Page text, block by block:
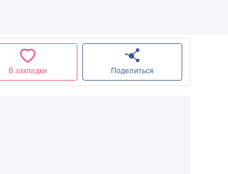
В закладки Поделиться